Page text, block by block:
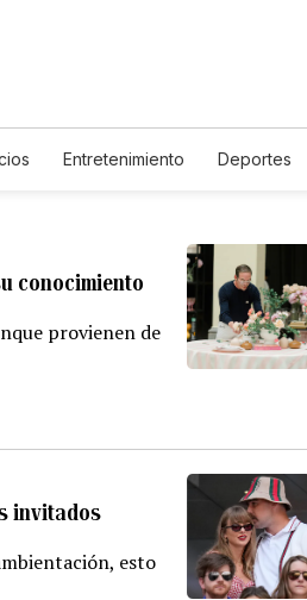
Entretenimiento Deportes
conocimiento
provienen de
invitados
esto